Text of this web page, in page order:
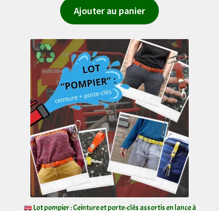
Ajouter au panier
Lot pompier : Ceinture et porte-clés assortis en lance à